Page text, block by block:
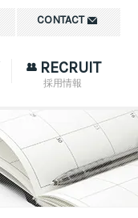
RECRUIT
採用情報
CONTACT